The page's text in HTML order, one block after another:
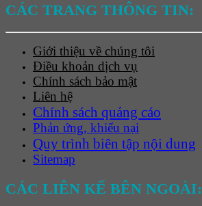
CÁC TRANG THÔNG TIN:
Giới thiệu về chúng tôi
Điều khoản dịch vụ
Chính sách bảo mật
Liên hệ
Chính sách quảng cáo
Phản ứng, khiếu nại
Quy trình biên tập nội dung
Sitemap
CÁC LIÊN KẾ BÊN NGOÀI: